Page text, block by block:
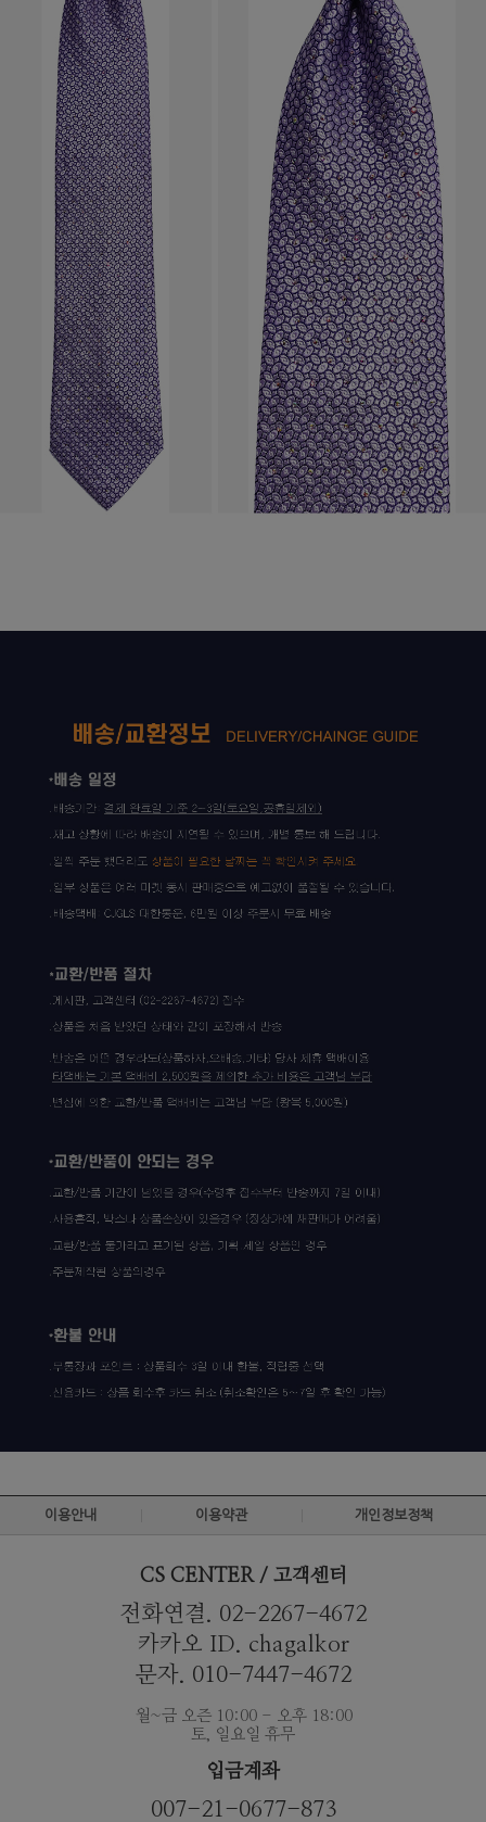
이용안내 이용약관 개인정보정책
CS CENTER / 고객센터
전화연결. 02-2267-4672
카카오 ID. chagalkor
문자. 010-7447-4672
월~금 오즌 10:00 - 오후 18:00
토, 일요일 휴무
입금계좌
007-21-0677-873